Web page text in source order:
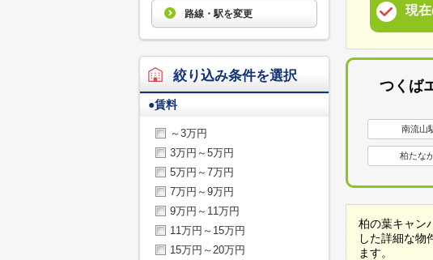
現
つくば
南流山
柏たな
柏の葉キャン
した詳細な物
ます。
路線・駅を変更
絞り込み条件を選択
●賃料
～3万円
3万円～5万円
5万円～7万円
7万円～9万円
9万円～11万円
11万円～15万円
15万円～20万円